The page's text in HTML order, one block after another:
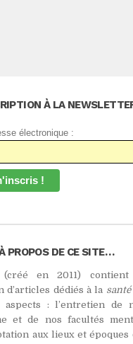
À LA
électronique :
PROPOS DE CE SITE…
en 2011) contient
d’articles dédiés à la santé
aspects : l’entretien de
et de nos facultés
aux lieux et époques